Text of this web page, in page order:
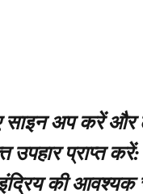
साइन अप करें
उपहार प्राप्त करें:
की आवश्यक